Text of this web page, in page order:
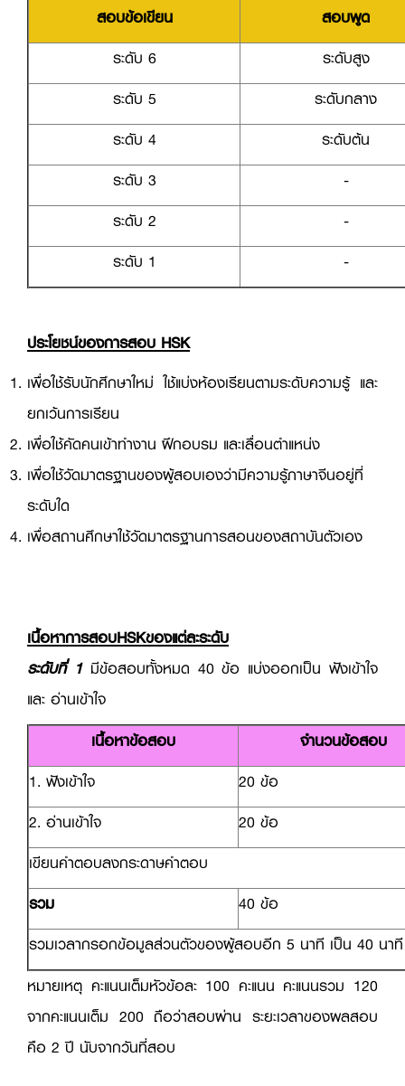
สอบข้อเขียน
สอบพูด
ระดับ 6
ระดับสูง
ระดับ 5
ระดับกลาง
ระดับ 4
ระดับต้น
ระดับ 3
-
ระดับ 2
-
ระดับ 1
-
ประโยชน์ของการสอบ HSK
เพื่อใช้รับนักศึกษาใหม่ ใช้แบ่งห้องเรียนตามระดับความรู้ และ
ยกเว้นการเรียน
เพื่อใช้คัดคนเข้าทำงาน ฝึกอบรม และเลื่อนตำแหน่ง
เพื่อใช้วัดมาตรฐานของผู้สอบเองว่ามีความรู้ภาษาจีนอยู่ที่
ระดับใด
เพื่อสถานศึกษาใช้วัดมาตรฐานการสอนของสถาบันตัวเอง
เนื้อหาการสอบHSKของแต่ละระดับ
ระดับที่ 1มีข้อสอบทั้งหมด 40 ข้อ แบ่งออกเป็น ฟังเข้าใจ
และ อ่านเข้าใจ
เนื้อหาข้อสอบ
จำนวนข้อสอบ
1. ฟังเข้าใจ
20 ข้อ
2. อ่านเข้าใจ
20 ข้อ
เขียนคำตอบลงกระดาษคำตอบ
รวม
40 ข้อ
รวมเวลากรอกข้อมูลส่วนตัวของผู้สอบอีก 5 นาที เป็น 40 นาที
หมายเหตุ คะแนนเต็มหัวข้อละ 100 คะแนน คะแนนรวม 120
จากคะแนนเต็ม 200 ถือว่าสอบผ่าน ระยะเวลาของผลสอบ
คือ 2 ปี นับจากวันที่สอบ